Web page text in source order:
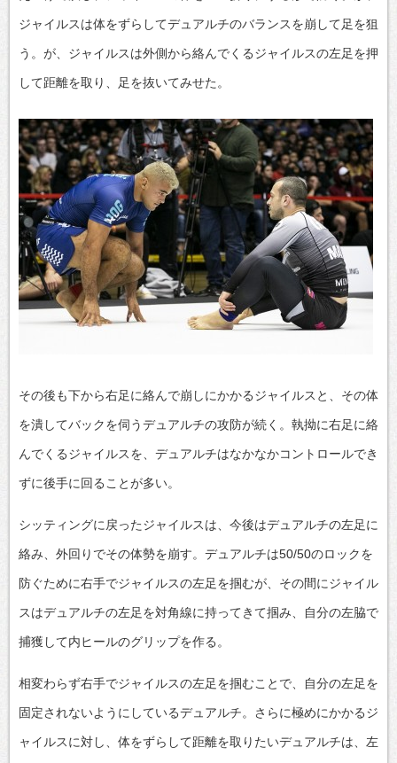
ジャイルスは体をずらしてデュアルチのバランスを崩して足を狙
う。が、ジャイルスは外側から絡んでくるジャイルスの左足を押
して距離を取り、足を抜いてみせた。
その後も下から右足に絡んで崩しにかかるジャイルスと、その体
を潰してバックを伺うデュアルチの攻防が続く。執拗に右足に絡
んでくるジャイルスを、デュアルチはなかなかコントロールでき
ずに後手に回ることが多い。
シッティングに戻ったジャイルスは、今後はデュアルチの左足に
絡み、外回りでその体勢を崩す。デュアルチは50/50のロックを
防ぐために右手でジャイルスの左足を掴むが、その間にジャイル
スはデュアルチの左足を対角線に持ってきて掴み、自分の左脇で
捕獲して内ヒールのグリップを作る。
相変わらず右手でジャイルスの左足を掴むことで、自分の左足を
固定されないようにしているデュアルチ。さらに極めにかかるジ
ャイルスに対し、体をずらして距離を取りたいデュアルチは、左